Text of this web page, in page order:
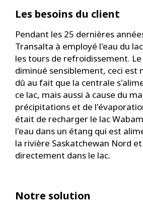
Les besoins du client
Pendant les 25 dernières
Transalta à employé l'eau du
les tours de refroidissement.
diminué sensiblement, ceci est
dû au fait que la centrale
ce lac, mais aussi à cause du
précipitations et de
était de recharger le lac
l'eau dans un étang qui est
la rivière Saskatchewan Nord
directement dans le lac.
Notre solution